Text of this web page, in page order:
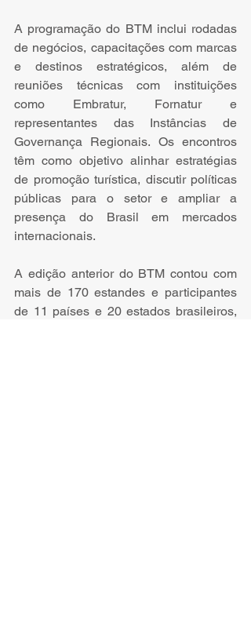
A programação do BTM inclui rodadas
de negócios, capacitações com marcas
e destinos estratégicos, além de
reuniões técnicas com instituições
como Embratur, Fornatur e
representantes das Instâncias de
Governança Regionais. Os encontros
têm como objetivo alinhar estratégias
de promoção turística, discutir políticas
públicas para o setor e ampliar a
presença do Brasil em mercados
internacionais.
A edição anterior do BTM contou com
mais de 170 estandes e participantes
de 11 países e 20 estados brasileiros,